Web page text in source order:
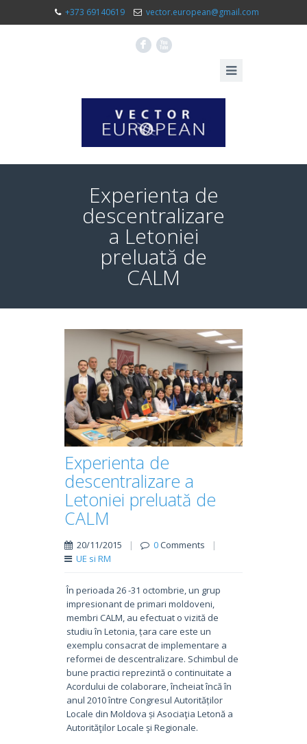
+373 69140619 vector.european@gmail.com
F X
Experienta de
descentralizare
a Letoniei
preluată de
CALM
Experienta de
descentralizare a
Letoniei preluată de
CALM
20/11/2015 | 0Comments
|
UE si RM
În perioada 26 -31 octombrie, un grup
impresionant de primari moldoveni,
membri CALM, au efectuat o vizită de
studiu în Letonia, țara care este un
exemplu consacrat de implementare a
reformei de descentralizare. Schimbul de
bune practici reprezintă o continuitate a
Acordului de colaborare, încheiat încă în
anul 2010 între Congresul Autorităților
Locale din Moldova și Asociaţia Letonă a
Autorităţilor Locale şi Regionale.